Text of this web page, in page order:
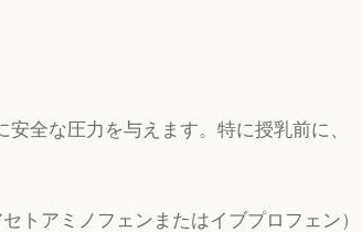
全な圧力を与えます。特に授乳前に、
トアミノフェンまたはイブプロフェン）